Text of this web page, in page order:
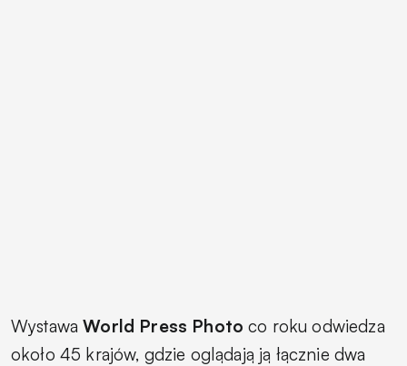
WystawaWorld Press Photo co roku odwiedza
około 45 krajów, gdzie oglądają ją łącznie dwa